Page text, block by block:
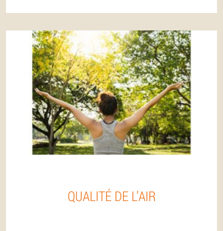
QUALITÉ DE L’AIR